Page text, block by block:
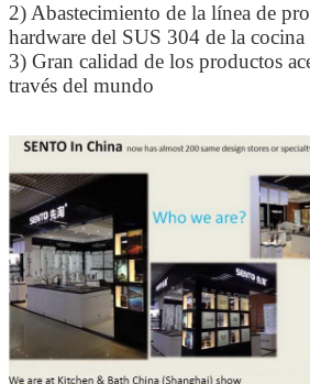
2) Abastecimiento de la línea de
hardware del SUS 304 de la
3) Gran calidad de los productos
través del mundo